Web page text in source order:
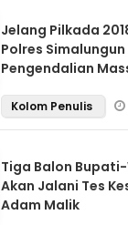
Jelang Pilkada
Polres
Pengendalian
Kolom Penulis
Tiga Balon
Akan Jalani Tes
Adam Malik